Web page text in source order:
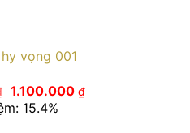
vọng 001
Giá
gốc
là:
1.100.000 ₫Giá
hiện
15.4%